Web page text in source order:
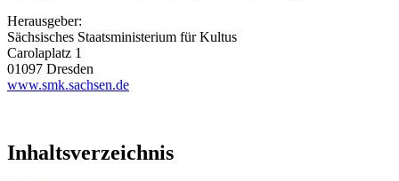
Herausgeber:
Sächsisches Staatsministerium für Kultus
Carolaplatz 1
01097 Dresden
www.smk.sachsen.de
Inhaltsverzeichnis